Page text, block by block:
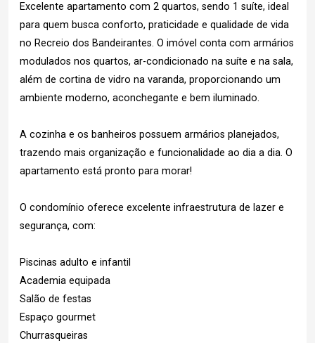
Excelente apartamento com 2 quartos, sendo 1 suíte, ideal
para quem busca conforto, praticidade e qualidade de vida
no Recreio dos Bandeirantes. O imóvel conta com armários
modulados nos quartos, ar-condicionado na suíte e na sala,
além de cortina de vidro na varanda, proporcionando um
ambiente moderno, aconchegante e bem iluminado.
A cozinha e os banheiros possuem armários planejados,
trazendo mais organização e funcionalidade ao dia a dia. O
apartamento está pronto para morar!
O condomínio oferece excelente infraestrutura de lazer e
segurança, com:
Piscinas adulto e infantil
Academia equipada
Salão de festas
Espaço gourmet
Churrasqueiras